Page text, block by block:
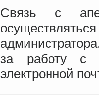
Связь с
за работу с
электронной